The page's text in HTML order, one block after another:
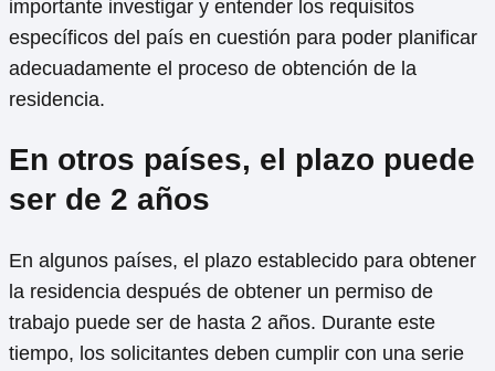
importante investigar y entender los requisitos
específicos del país en cuestión para poder planificar
adecuadamente el proceso de obtención de la
residencia.
En otros países, el plazo puede
ser de 2 años
En algunos países, el plazo establecido para obtener
la residencia después de obtener un permiso de
trabajo puede ser de hasta 2 años. Durante este
tiempo, los solicitantes deben cumplir con una serie